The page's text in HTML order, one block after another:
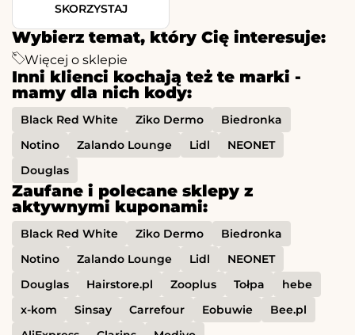
Wybierz temat, który Cię interesuje:
Więcej o sklepie
Inni klienci kochają też te marki -
mamy dla nich kody:
Black Red White Ziko Dermo
Biedronka
Notino
Zalando Lounge Lidl
NEONET
Douglas
Zaufane i polecane sklepy z
aktywnymi kuponami:
Black Red White Ziko Dermo
Biedronka
Notino
Zalando Lounge Lidl
NEONET
Douglas
Hairstore.pl Zooplus Tołpa
hebe
x-kom
Sinsay Carrefour Eobuwie
Bee.pl
SKORZYSTAJ